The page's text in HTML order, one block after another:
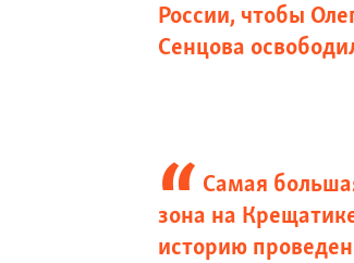
России, чтобы
Сенцова
Самая
зона на
историю